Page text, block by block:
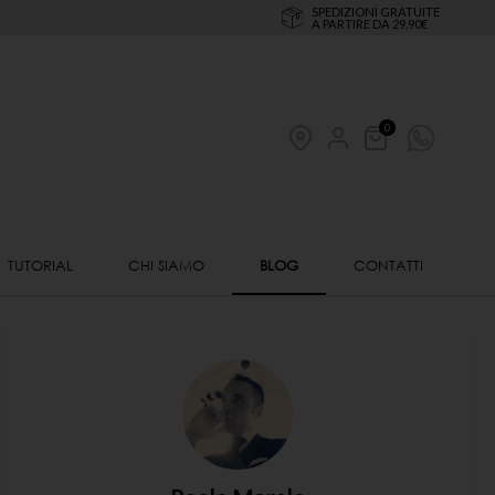
SPEDIZIONI GRATUITE
A PARTIRE DA 29.90€
0
TUTORIAL CHI SIAMO BLOG CONTATTI